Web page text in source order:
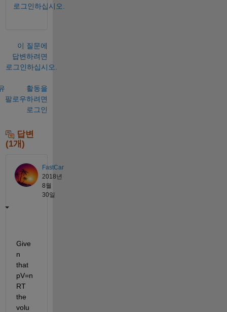
로그인하십시오.
이 질문에
답변하려면
로그인하십시오.
활동을
팔로우하려면
로그인
답변
(1개)
FastCar
2018년
8월
30일
Give
n
that
pV=n
RT
the
volu